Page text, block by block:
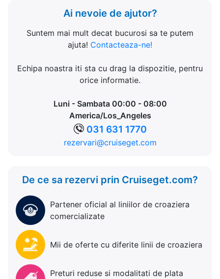
Ai nevoie de ajutor?
Suntem mai mult decat bucurosi sa te putem
ajuta! Contacteaza-ne!
Echipa noastra iti sta cu drag la dispozitie, pentru
orice informatie.
Luni - Sambata 00:00 - 08:00
America/Los_Angeles
031 631 1770
rezervari@cruiseget.com
De ce sa rezervi prin Cruiseget.com?
Partener oficial al liniilor de croaziera
comercializate
Mii de oferte cu diferite linii de croaziera
Preturi reduse si modalitati de plata